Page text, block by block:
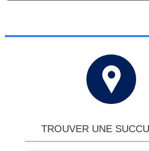
TROUVER UNE